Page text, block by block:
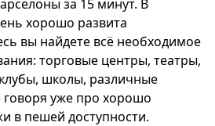
за 15 минут. В
хорошо развита
вы найдете всё необходимое
торговые центры, театры,
школы, различные
уже про хорошо
в пешей доступности.